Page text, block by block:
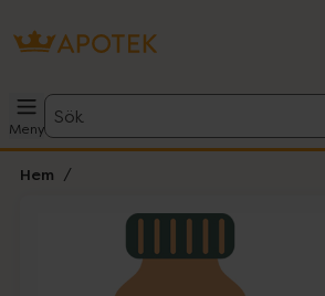
Meny
Sök
Hem
Lista: . Innehåller 1 objekt.